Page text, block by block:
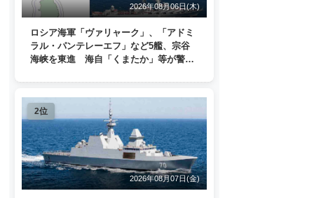
2026年08月06日(木)
ロシア海軍「ヴァリャーク」、「アドミ
ラル・パンテレーエフ」など5艦、宗谷
海峡を東進 海自「くまたか」等が警戒
2位
2026年08月07日(金)